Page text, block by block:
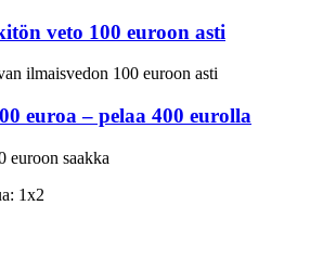
veto 100 euroon asti
ilmaisvedon 100 euroon asti
euroa – pelaa 400 eurolla
euroon saakka
1x2